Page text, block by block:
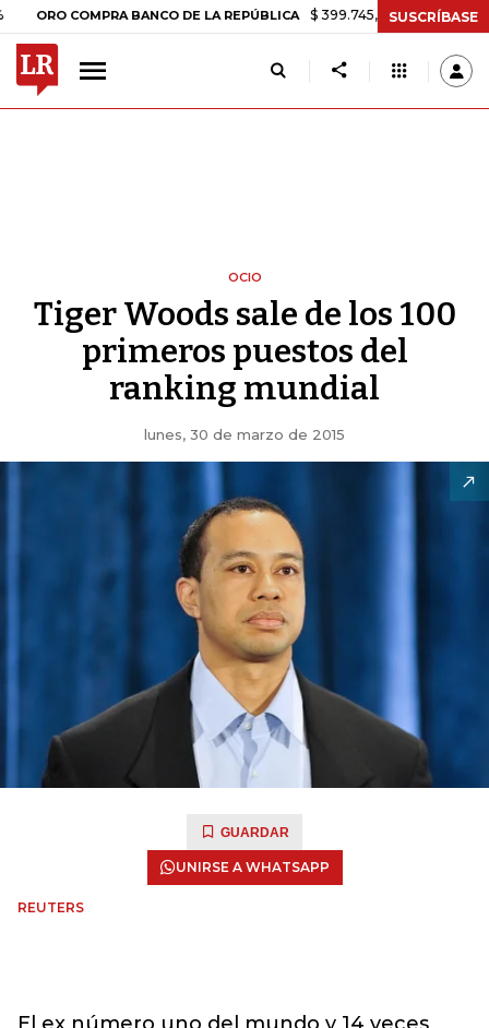
COMPRA BANCO DE LA REPÚBLICA $ 399.745,16 +$ 2.295,71 +0,58%
SUSCRÍBASE
OCIO
Tiger Woods sale de los 100
primeros puestos del
ranking mundial
lunes, 30 de marzo de 2015
GUARDAR
UNIRSE A WHATSAPP
REUTERS